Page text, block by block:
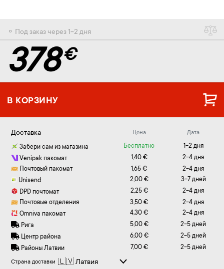
⚬ Под заказ через 1-2 дня
378€
В КОРЗИНУ
Доставка Цена Дата
Забери сам из магазина Бесплатно
1-2 дня
Venipak пакомат
1,40 €
2-4 дня
Почтовый пакомат
1,65 €
2-4 дня
Unisend
2,00 €
3-7 дней
DPD почтомат
2,25 €
2-4 дня
Почтовые отделения
3,50 €
2-4 дня
Omniva пакомат
4,30 €
2-4 дня
Рига
5,00 €
2-5 дней
Центр района
6,00 €
2-5 дней
Районы Латвии
7,00 € 2-5 дней
Страна доставки